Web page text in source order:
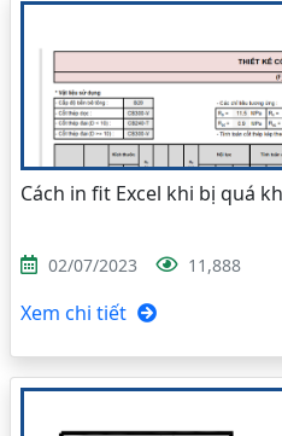
Cách in fit Excel khi bị quá
02/07/2023 11,888
Xem chi tiết